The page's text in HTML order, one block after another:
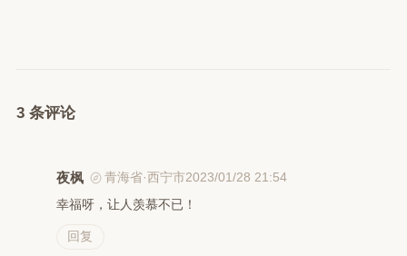
3 条评论
夜枫 青海省·西宁市2023/01/28 21:54
幸福呀，让人羡慕不已！
回复